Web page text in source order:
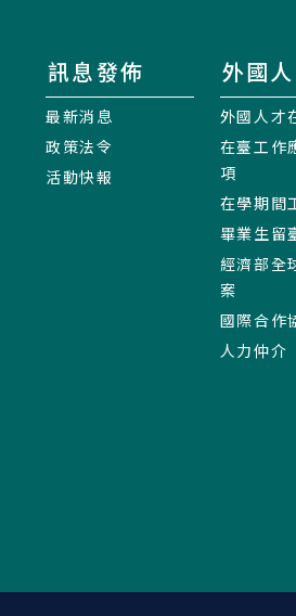
訊息發佈
最新消息
政策法令
活動快報
外國
外國人才
在臺工作
項
在學期間
畢業生留
經濟部全
案
國際合作
人力仲介